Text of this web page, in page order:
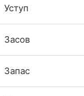
Уступ
Засов
Запас